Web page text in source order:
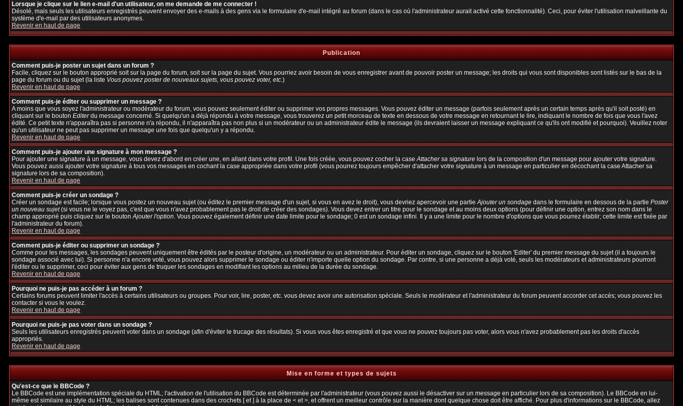
Lorsque je clique sur le lien e-mail d'un utilisateur, on me demande de me connecter !
Désolé, mais seuls les utilisateurs enregistrés peuvent envoyer des e-mails à des gens via le formulaire d'e-mail intégré au forum (dans le cas où l'administrateur aurait activé cette fonctionnalité). Ceci, pour éviter l'utilisation malveillante du
système d'e-mail par des utilisateurs anonymes.
Revenir en haut de page
Publication
Comment puis-je poster un sujet dans un forum ?
Facile, cliquez sur le bouton approprié soit sur la page du forum, soit sur la page du sujet. Vous pourriez avoir besoin de vous enregistrer avant de pouvoir poster un message; les droits qui vous sont disponibles sont listés sur le bas de la
page du forum ou du sujet (la listeVous pouvez poster de nouveaux sujets, vous pouvez voter, etc.)
Revenir en haut de page
Comment puis-je éditer ou supprimer un message ?
A moins que vous soyez l'administrateur ou modérateur du forum, vous pouvez seulement éditer ou supprimer vos propres messages. Vous pouvez éditer un message (parfois seulement après un certain temps après qu'il soit posté) en
cliquant sur le boutonEditerdu message concerné. Si quelqu'un a déjà répondu à votre message, vous trouverez un petit morceau de texte en dessous de votre message en retournant le lire, indiquant le nombre de fois que vous l'avez
édité. Ce petit texte n'apparaîtra pas si personne n'a répondu, il n'apparaîtra pas non plus si un modérateur ou un administrateur édite le message (ils devraient laisser un message expliquant ce qu'ils ont modifié et pourquoi). Veuillez noter
qu'un utilisateur ne peut pas supprimer un message une fois que quelqu'un y a répondu.
Revenir en haut de page
Comment puis-je ajouter une signature à mon message ?
Pour ajouter une signature à un message, vous devez d'abord en créer une, en allant dans votre profil. Une fois créée, vous pouvez cocher la caseAttacher sa signaturelors de la composition d'un message pour ajouter votre signature.
Vous pouvez aussi ajouter votre signature à tous vos messages en cochant la case appropriée dans votre profil (vous pourrez toujours empêcher d'attacher votre signature à un message en particulier en décochant la case Attacher sa
signature lors de sa composition).
Revenir en haut de page
Comment puis-je créer un sondage ?
Créer un sondage est facile; lorsque vous postez un nouveau sujet (ou éditez le premier message d'un sujet, si vous en avez le droit), vous devriez apercevoir une partieAjouter un sondagedans le formulaire en dessous de la partiePoster
un nouveau sujet(si vous ne le voyez pas, c'est que vous n'avez probablement pas le droit de créer des sondages). Vous devez entrer un titre pour le sondage et au moins deux options (pour définir une option, entrez son nom dans le
champ approprié puis cliquez sur le boutonAjouter l'option. Vous pouvez également définir une date limite pour le sondage; 0 est un sondage infini. Il y a une limite pour le nombre d'options que vous pourrez établir; cette limite est fixée par
l'administrateur du forum).
Revenir en haut de page
Comment puis-je éditer ou supprimer un sondage ?
Comme pour les messages, les sondages peuvent uniquement être édités par le posteur d'origine, un modérateur ou un administrateur. Pour éditer un sondage, cliquez sur le bouton 'Editer' du premier message du sujet (il a toujours le
sondage associé avec lui). Si personne n'a encore voté, vous pouvez alors supprimer le sondage ou éditer n'importe quelle option du sondage. Par contre, si une personne a déjà voté, seuls les modérateurs et administrateurs pourront
l'éditer ou le supprimer, ceci pour éviter aux gens de truquer les sondages en modifiant les options au milieu de la durée du sondage.
Revenir en haut de page
Pourquoi ne puis-je pas accéder à un forum ?
Certains forums peuvent limiter l'accès à certains utilisateurs ou groupes. Pour voir, lire, poster, etc. vous devez avoir une autorisation spéciale. Seuls le modérateur et l'administrateur du forum peuvent accorder cet accès; vous pouvez les
contacter si vous le voulez.
Revenir en haut de page
Pourquoi ne puis-je pas voter dans un sondage ?
Seuls les utilisateurs enregistrés peuvent voter dans un sondage (afin d'éviter le trucage des résultats). Si vous vous êtes enregistré et que vous ne pouvez toujours pas voter, alors vous n'avez probablement pas les droits d'accès
appropriés.
Revenir en haut de page
Mise en forme et types de sujets
Qu'est-ce que le BBCode ?
Le BBCode est une implémentation spéciale du HTML; l'activation de l'utilisation du BBCode est déterminée par l'administrateur (vous pouvez aussi le désactiver sur un message en particulier lors de sa composition). Le BBCode en lui-
même est similaire au style du HTML; les balises sont contenues dans des crochets [ et ] à la place de < et >, et offrent un meilleur contrôle sur la manière dont quelque chose doit être affiché. Pour plus d'informations sur le BBCode, allez